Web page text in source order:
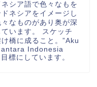
シア語で色々なもを
ネシアをイメージし
なものがあり奥が深
います。 スケッチ
橋に成ること。”Aku
Indonesia
標にしています。